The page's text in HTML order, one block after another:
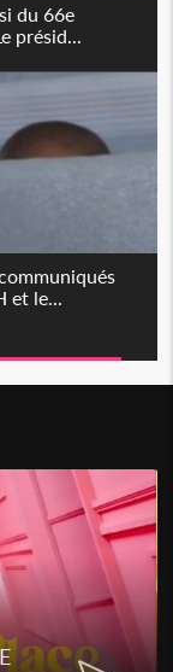
du 66e
présid...
et le...